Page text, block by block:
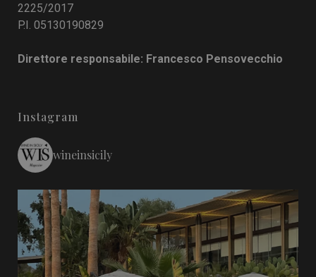
2225/2017
P.I. 05130190829
Direttore responsabile: Francesco Pensovecchio
Instagram
wineinsicily